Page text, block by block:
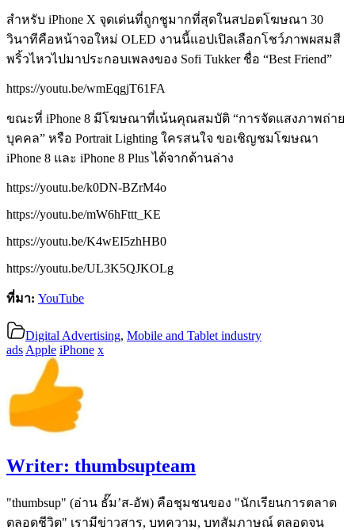
สำหรับ iPhone X จุดเด่นที่ถูกชูมากที่สุดในสปอตโฆษณา 30
วินาทีคือหน้าจอใหม่ OLED งานนี้แอปเปิลเลือกโชว์ภาพผสมสี
พริ้วไหวไปมาประกอบเพลงของ Sofi Tukker ชื่อ “Best Friend”
https://youtu.be/wmEqgjT61FA
ขณะที่ iPhone 8 มีโฆษณาที่เน้นคุณสมบัติ “การจัดแสงภาพถ่าย
บุคคล” หรือ Portrait Lighting ใครสนใจ ขอเชิญชมโฆษณา
iPhone 8 และ iPhone 8 Plus ได้จากด้านล่าง
https://youtu.be/k0DN-BZrM4o
https://youtu.be/mW6hFttt_KE
https://youtu.be/K4wEI5zhHB0
https://youtu.be/UL3K5QJKOLg
ที่มา: YouTube
Digital Advertising, Mobile and Tablet industry
ads Apple iPhone x
Writer: thumbsupteam
"thumbsup" (อ่าน ธั๊ม’ส-อัพ) คือชุมชนของ "นักเรียนการตลาด
ตลอดชีวิต" เรามีข่าวสาร, บทความ, บทสัมภาษณ์ ตลอดจน